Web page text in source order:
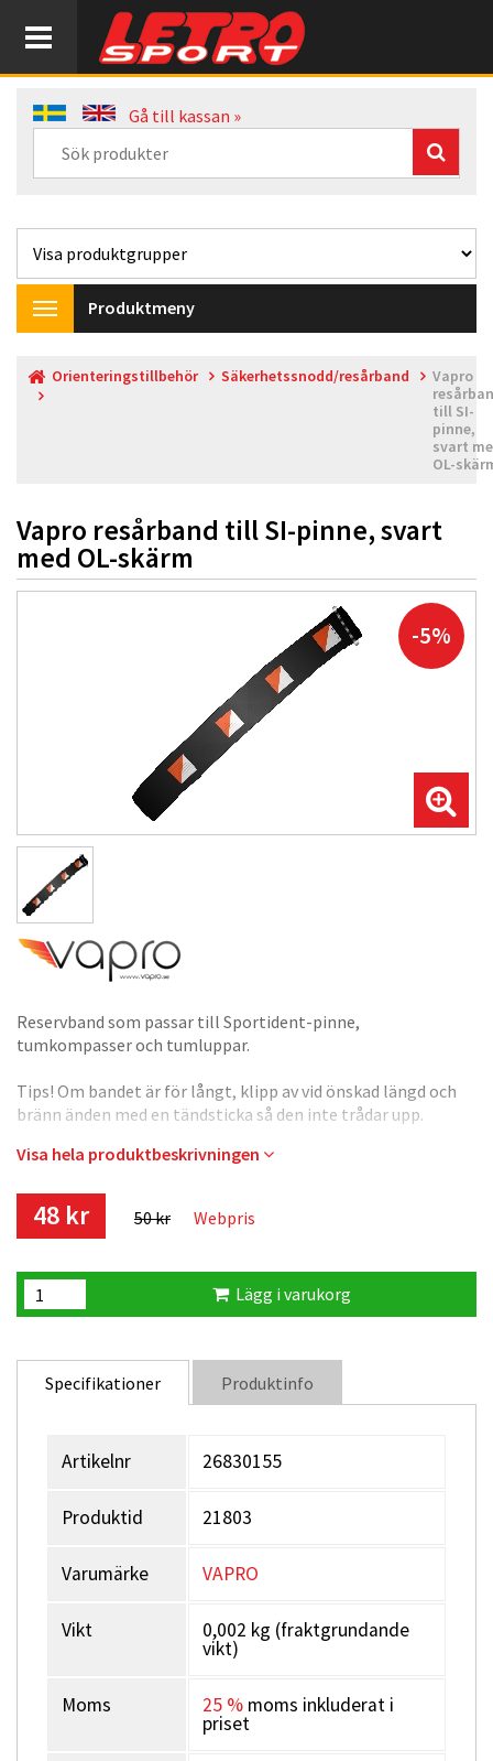
Gå till kassan »
Toggle
navigation
Produktmeny
Orienteringstillbehör Säkerhetssnodd/resårband
Vapro
till SI-
pinne,
svart
OL-
Vapro resårband till SI-pinne, svart
med OL-skärm
-5%
Reservband som passar till Sportident-pinne,
tumkompasser och tumluppar.
Tips! Om bandet är för långt, klipp av vid önskad längd och
bränn änden med en tändsticka så den inte trådar upp.
Längd ca 135 mm.
Visa hela produktbeskrivningen
48 kr 50 kr Webpris
Lägg i varukorg
Specifikationer Produktinfo
Artikelnr 26830155
Produktid 21803
Varumärke VAPRO
Vikt 0,002 kg (fraktgrundande
vikt)
Moms 25 % moms inkluderat i
priset